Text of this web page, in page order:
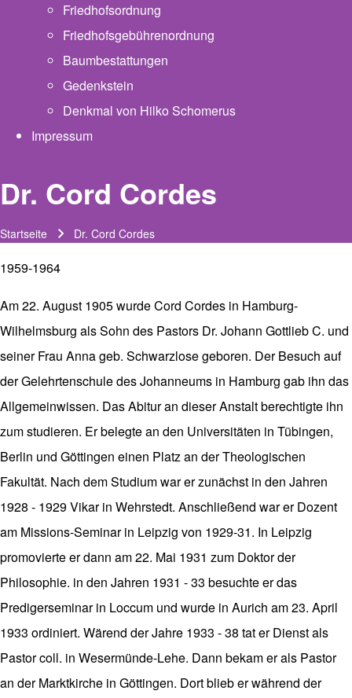
Friedhofsordnung
Friedhofsgebührenordnung
Baumbestattungen
Gedenkstein
Denkmal von Hilko Schomerus
Impressum
Dr. Cord Cordes
Pfadnavigation
Startseite Dr. Cord Cordes
1959-1964
Am 22. August 1905 wurde Cord Cordes in Hamburg-
Wilhelmsburg als Sohn des Pastors Dr. Johann Gottlieb C. und
seiner Frau Anna geb. Schwarzlose geboren. Der Besuch auf
der Gelehrtenschule des Johanneums in Hamburg gab ihn das
Allgemeinwissen. Das Abitur an dieser Anstalt berechtigte ihn
zum studieren. Er belegte an den Universitäten in Tübingen,
Berlin und Göttingen einen Platz an der Theologischen
Fakultät. Nach dem Studium war er zunächst in den Jahren
1928 - 1929 Vikar in Wehrstedt. Anschließend war er Dozent
am Missions-Seminar in Leipzig von 1929-31. In Leipzig
promovierte er dann am 22. Mai 1931 zum Doktor der
Philosophie. in den Jahren 1931 - 33 besuchte er das
Predigerseminar in Loccum und wurde in Aurich am 23. April
1933 ordiniert. Wärend der Jahre 1933 - 38 tat er Dienst als
Pastor coll. in Wesermünde-Lehe. Dann bekam er als Pastor
an der Marktkirche in Göttingen. Dort blieb er während der